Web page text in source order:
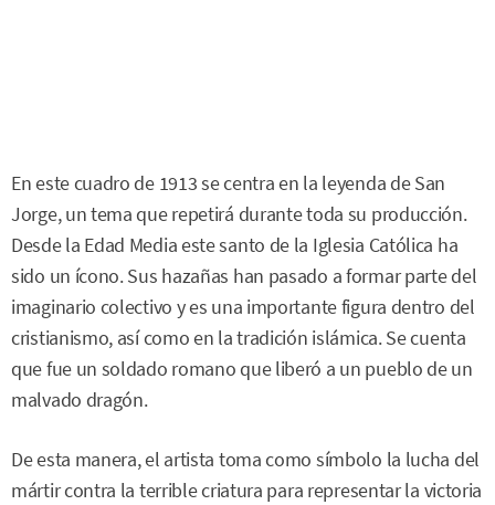
En este cuadro de 1913 se centra en la leyenda de San
Jorge, un tema que repetirá durante toda su producción.
Desde la Edad Media este santo de la Iglesia Católica ha
sido un ícono. Sus hazañas han pasado a formar parte del
imaginario colectivo y es una importante figura dentro del
cristianismo, así como en la tradición islámica. Se cuenta
que fue un soldado romano que liberó a un pueblo de un
malvado dragón.
De esta manera, el artista toma como símbolo la lucha del
mártir contra la terrible criatura para representar la victoria